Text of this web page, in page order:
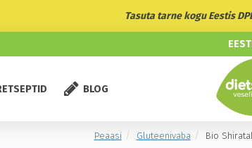
Tasuta tarne kogu Eestis
BLOG
Peaasi Gluteenivaba Bio